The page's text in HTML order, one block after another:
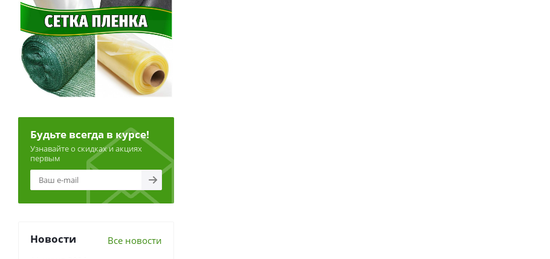
Будьте всегда в курсе!
Узнавайте о скидках и акциях
первым
Новости Все новости